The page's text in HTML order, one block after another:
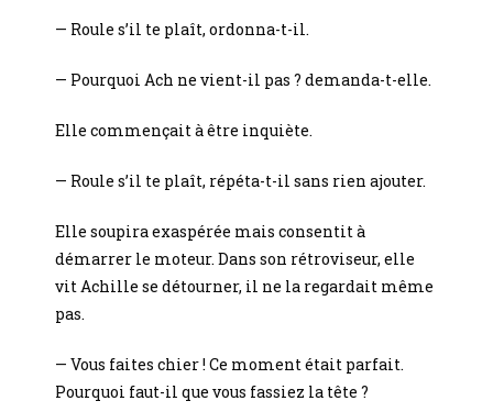
— Roule s’il te plaît, ordonna-t-il.
— Pourquoi Ach ne vient-il pas ? demanda-t-elle.
Elle commençait à être inquiète.
— Roule s’il te plaît, répéta-t-il sans rien ajouter.
Elle soupira exaspérée mais consentit à
démarrer le moteur. Dans son rétroviseur, elle
vit Achille se détourner, il ne la regardait même
pas.
— Vous faites chier ! Ce moment était parfait.
Pourquoi faut-il que vous fassiez la tête ?